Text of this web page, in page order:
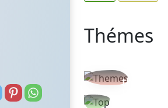
Thémes
thèmes